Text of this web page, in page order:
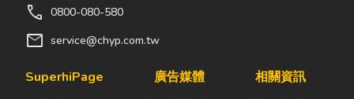
call 0800-080-580
mail service@chyp.com.tw
SuperhiPage 廣告媒體 相關資訊